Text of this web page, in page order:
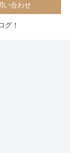
い合わせ
グ！